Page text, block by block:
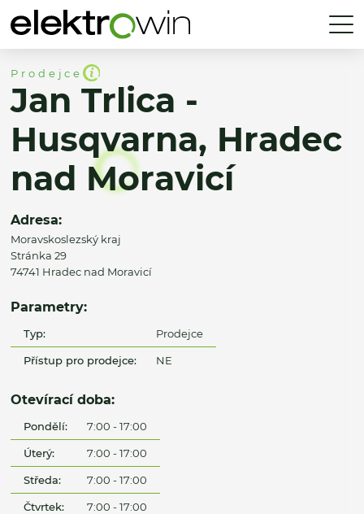
Prodejce
Jan Trlica -
Husqvarna, Hradec
nad Moravicí
Adresa:
Moravskoslezský kraj
Stránka 29
74741 Hradec nad Moravicí
Parametry:
Typ: Prodejce
Přístup pro prodejce: NE
Otevírací doba:
Pondělí: 7:00 - 17:00
Úterý: 7:00 - 17:00
Středa: 7:00 - 17:00
Čtvrtek: 7:00 - 17:00